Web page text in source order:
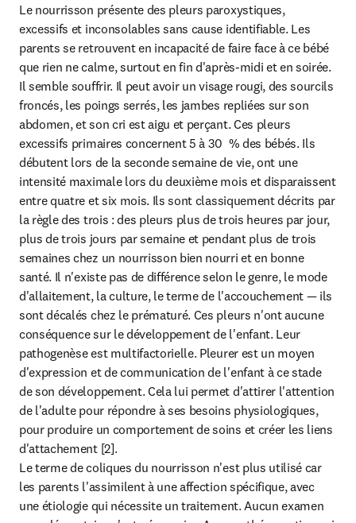
Le nourrisson présente des pleurs paroxystiques,
excessifs et inconsolables sans cause identifiable. Les
parents se retrouvent en incapacité de faire face à ce bébé
que rien ne calme, surtout en fin d'après-midi et en soirée.
Il semble souffrir. Il peut avoir un visage rougi, des sourcils
froncés, les poings serrés, les jambes repliées sur son
abdomen, et son cri est aigu et perçant. Ces pleurs
excessifs primaires concernent 5 à 30  % des bébés. Ils
débutent lors de la seconde semaine de vie, ont une
intensité maximale lors du deuxième mois et disparaissent
entre quatre et six mois. Ils sont classiquement décrits par
la règle des trois : des pleurs plus de trois heures par jour,
plus de trois jours par semaine et pendant plus de trois
semaines chez un nourrisson bien nourri et en bonne
santé. Il n'existe pas de différence selon le genre, le mode
d'allaitement, la culture, le terme de l'accouchement — ils
sont décalés chez le prématuré. Ces pleurs n'ont aucune
conséquence sur le développement de l'enfant. Leur
pathogenèse est multifactorielle. Pleurer est un moyen
d'expression et de communication de l'enfant à ce stade
de son développement. Cela lui permet d'attirer l'attention
de l'adulte pour répondre à ses besoins physiologiques,
pour produire un comportement de soins et créer les liens
d'attachement [2].
Le terme de coliques du nourrisson n'est plus utilisé car
les parents l'assimilent à une affection spécifique, avec
une étiologie qui nécessite un traitement. Aucun examen